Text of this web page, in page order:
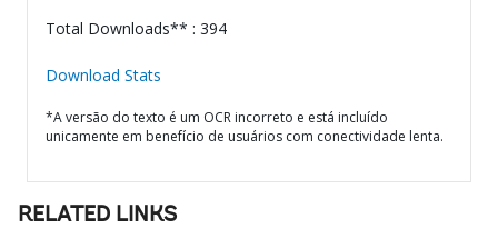
Total Downloads** : 394
Download Stats
*A versão do texto é um OCR incorreto e está incluído
unicamente em benefício de usuários com conectividade lenta.
RELATED LINKS